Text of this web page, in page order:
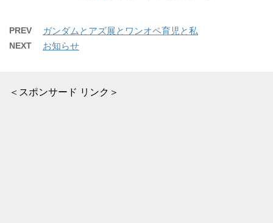
PREV ガンダムとアズ展とワンオペ育児と私
NEXT お知らせ
＜スポンサード リンク＞